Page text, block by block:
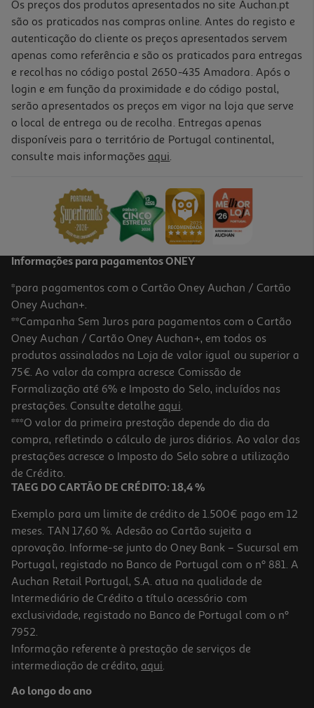
Os preços dos produtos apresentados no site Auchan.pt
são os praticados nas compras online. Antes do registo e
autenticação do cliente os preços apresentados servem
apenas como referência e são os praticados para entregas
e recolhas no código postal 2650-435 Amadora. Após o
login e em função da proximidade e do código postal,
serão apresentados os preços em vigor na loja que serve
o local de entrega ou de recolha. Entregas apenas
disponíveis para o território de Portugal continental,
consulte mais informações aqui.
Informações para pagamentos ONEY
*para pagamentos com o Cartão Oney Auchan / Cartão
Oney Auchan+.
**Campanha Sem Juros para pagamentos com o Cartão
Oney Auchan / Cartão Oney Auchan+, em todos os
produtos assinalados na Loja de valor igual ou superior a
75€. Ao valor da compra acresce Comissão de
Formalização até 6% e Imposto do Selo, incluídos nas
prestações. Consulte detalhe aqui.
***O valor da primeira prestação depende do dia da
compra, refletindo o cálculo de juros diários. Ao valor das
prestações acresce o Imposto do Selo sobre a utilização
de Crédito.
TAEG DO CARTÃO DE CRÉDITO: 18,4 %
Exemplo para um limite de crédito de 1.500€ pago em 12
meses. TAN 17,60 %. Adesão ao Cartão sujeita a
aprovação. Informe-se junto do Oney Bank – Sucursal em
Portugal, registado no Banco de Portugal com o nº 881. A
Auchan Retail Portugal, S.A. atua na qualidade de
Intermediário de Crédito a título acessório com
exclusividade, registado no Banco de Portugal com o nº
7952.
Informação referente à prestação de serviços de
intermediação de crédito, aqui.
Ao longo do ano